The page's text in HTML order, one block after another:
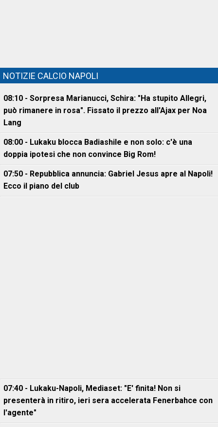
NOTIZIE CALCIO NAPOLI
08:10 - Sorpresa Marianucci, Schira: "Ha stupito Allegri,
può rimanere in rosa". Fissato il prezzo all'Ajax per Noa
Lang
08:00 - Lukaku blocca Badiashile e non solo: c'è una
doppia ipotesi che non convince Big Rom!
07:50 - Repubblica annuncia: Gabriel Jesus apre al Napoli!
Ecco il piano del club
07:40 - Lukaku-Napoli, Mediaset: "E' finita! Non si
presenterà in ritiro, ieri sera accelerata Fenerbahce con
l'agente"